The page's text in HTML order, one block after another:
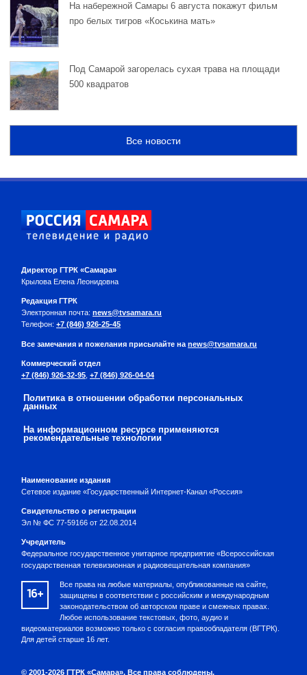
На набережной Самары 6 августа покажут фильм
про белых тигров «Коськина мать»
Под Самарой загорелась сухая трава на площади
500 квадратов
Все новости
Директор ГТРК «Самара»
Крылова Елена Леонидовна
Редакция ГТРК
Электронная почта: news@tvsamara.ru
Телефон: +7 (846) 926-25-45
Все замечания и пожелания присылайте на news@tvsamara.ru
Коммерческий отдел
+7 (846) 926-32-95 +7 (846) 926-04-04
Политика в отношении обработки персональных
данных
На информационном ресурсе применяются
рекомендательные технологии
Наименование издания
Сетевое издание «Государственный Интернет-Канал «Россия»
Свидетельство о регистрации
Эл № ФС 77-59166 от 22.08.2014
Учредитель
Федеральное государственное унитарное предприятие «Всероссийская
государственная телевизионная и радиовещательная компания»
16+
Все права на любые материалы, опубликованные на сайте,
защищены в соответствии с российским и международным
законодательством об авторском праве и смежных правах.
Любое использование текстовых, фото, аудио и
видеоматериалов возможно только с согласия правообладателя (ВГТРК).
Для детей старше 16 лет.
© 2001-2026 ГТРК «Самара». Все права соблюдены.